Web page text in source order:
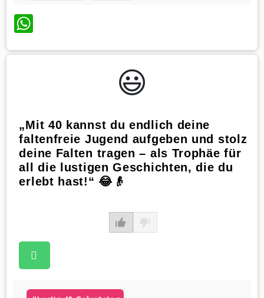
WhatsApp
😃️
„Mit 40 kannst du endlich deine
faltenfreie Jugend aufgeben und stolz
deine Falten tragen – als Trophäe für
all die lustigen Geschichten, die du
erlebt hast!“ 😂👴